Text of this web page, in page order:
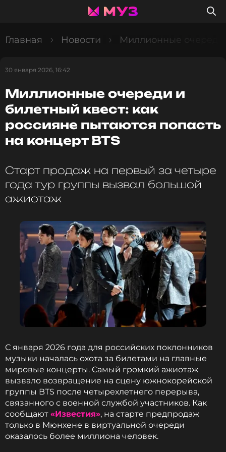
Главная Новости Миллионные очереди
30 января 2026, 16:42
Миллионные очереди и
билетный квест: как
россияне пытаются попасть
на концерт BTS
Старт продаж на первый за четыре
года тур группы вызвал большой
ажиотаж
С января 2026 года для российских поклонников
музыки началась охота за билетами на главные
мировые концерты. Самый громкий ажиотаж
вызвало возвращение на сцену южнокорейской
группы BTS после четырехлетнего перерыва,
связанного с военной службой участников. Как
сообщают «Известия», на старте предпродаж
только в Мюнхене в виртуальной очереди
оказалось более миллиона человек.